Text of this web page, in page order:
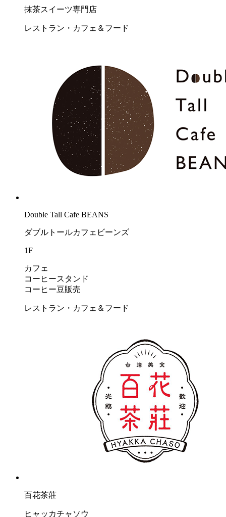
抹茶スイーツ専門店
レストラン・カフェ＆フード
Double Tall Cafe BEANS
ダブルトールカフェビーンズ
1F
カフェ
コーヒースタンド
コーヒー豆販売
レストラン・カフェ＆フード
百花茶莊
ヒャッカチャソウ